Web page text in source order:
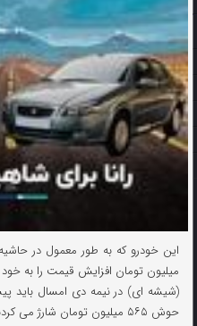
میلیون تومان افزایش قیمت را به خود
(شیشه ای) در نیمه دی امسال باید
حوش ۵۶۵ میلیون تومان شارژ می کردند. رانا […]